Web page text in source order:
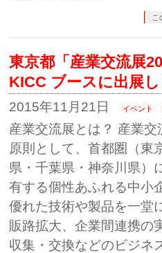
こ
東京都「産業交流展
KICC ブースに出展
2015年11月21日 イベント
産業交流展とは？ 産業交
原則として、首都圏（東
県・千葉県・神奈川県）
有する個性あふれる中小
優れた技術や製品を一堂
販路拡大、企業間連携の
収集・交換などのビジネ